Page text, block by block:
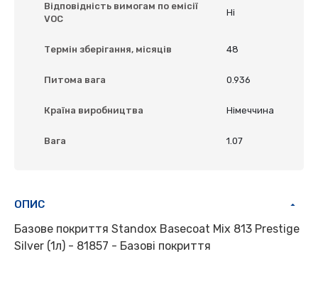
Відповідність вимогам по емісії
VOC
Ні
Термін зберігання, місяців 48
Питома вага 0.936
Країна виробництва Німеччина
Вага 1.07
ОПИС
Базове покриття Standox Basecoat Mix 813 Prestige
Silver (1л) - 81857 - Базові покриття